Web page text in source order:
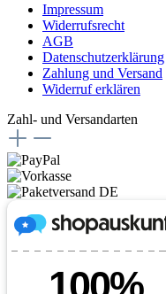
Impressum
Widerrufsrecht
AGB
Datenschutzerklärung
Zahlung und Versand
Widerruf erklären
Zahl- und Versandarten